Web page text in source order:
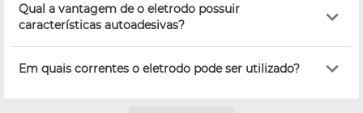
Qual a vantagem de o eletrodo possuir
características autoadesivas?
Em quais correntes o eletrodo pode ser utilizado?